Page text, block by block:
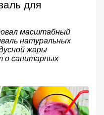
для
масштабный
натуральных
жары
о санитарных